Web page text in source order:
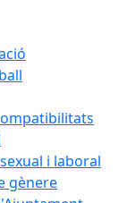
i laboral
gènere